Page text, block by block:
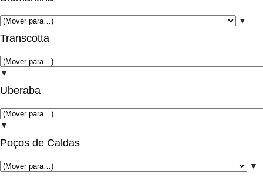
▼
Transcotta
▼
Uberaba
▼
Poços de Caldas
▼